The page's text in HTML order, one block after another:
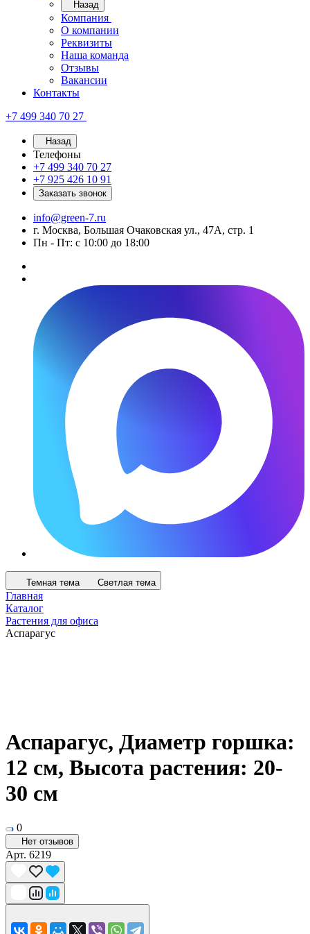
Назад
Компания
О компании
Реквизиты
Наша команда
Отзывы
Вакансии
Контакты
+7 499 340 70 27
Назад
Телефоны
+7 499 340 70 27
+7 925 426 10 91
Заказать звонок
info@green-7.ru
г. Москва, Большая Очаковская ул., 47А, стр. 1
Пн - Пт: с 10:00 до 18:00
Темная тема Светлая тема
Главная
Каталог
Растения для офиса
Аспарагус
Аспарагус, Диаметр горшка:
12 см, Высота растения: 20-
30 см
0
Нет отзывов
Арт. 6219